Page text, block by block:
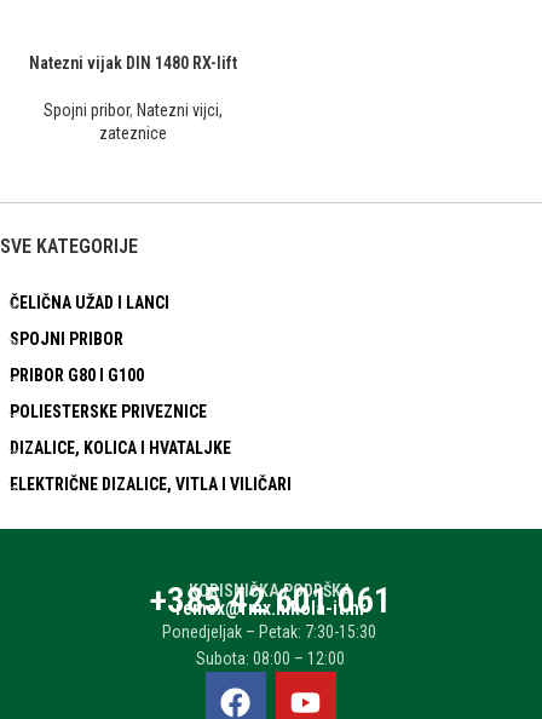
Natezni vijak DIN 1480 RX-lift
Spojni pribor, Natezni vijci,
zateznice
SVE KATEGORIJE
ČELIČNA UŽAD I LANCI
SPOJNI PRIBOR
PRIBOR G80 I G100
POLIESTERSKE PRIVEZNICE
DIZALICE, KOLICA I HVATALJKE
ELEKTRIČNE DIZALICE, VITLA I VILIČARI
KORISNIČKA PODRŠKA
+385 42 601 061
remex@rmx.nikola-it.hr
Ponedjeljak – Petak: 7:30-15:30
Subota: 08:00 – 12:00